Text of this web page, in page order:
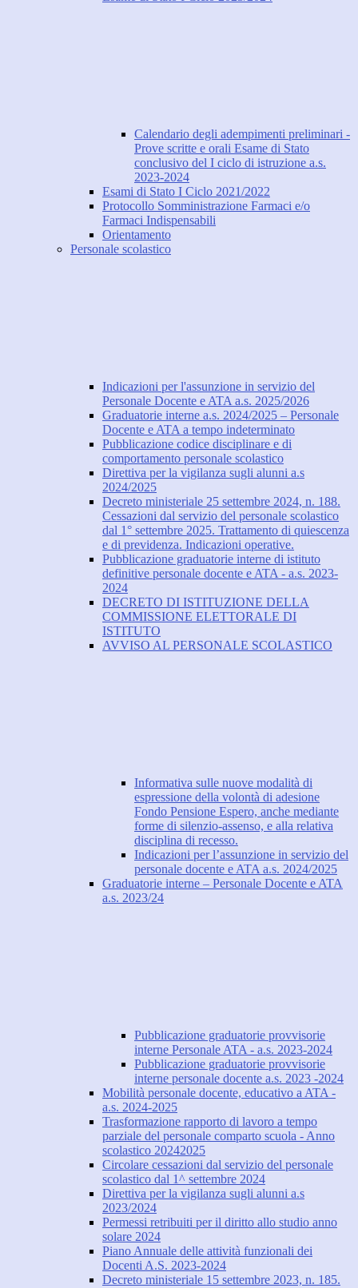
Calendario degli adempimenti preliminari -
Prove scritte e orali Esame di Stato
conclusivo del I ciclo di istruzione a.s.
2023-2024
Esami di Stato I Ciclo 2021/2022
Protocollo Somministrazione Farmaci e/o
Farmaci Indispensabili
Orientamento
Personale scolastico
Indicazioni per l'assunzione in servizio del
Personale Docente e ATA a.s. 2025/2026
Graduatorie interne a.s. 2024/2025 – Personale
Docente e ATA a tempo indeterminato
Pubblicazione codice disciplinare e di
comportamento personale scolastico
Direttiva per la vigilanza sugli alunni a.s
2024/2025
Decreto ministeriale 25 settembre 2024, n. 188.
Cessazioni dal servizio del personale scolastico
dal 1° settembre 2025. Trattamento di quiescenza
e di previdenza. Indicazioni operative.
Pubblicazione graduatorie interne di istituto
definitive personale docente e ATA - a.s. 2023-
2024
DECRETO DI ISTITUZIONE DELLA
COMMISSIONE ELETTORALE DI
ISTITUTO
AVVISO AL PERSONALE SCOLASTICO
Informativa sulle nuove modalità di
espressione della volontà di adesione
Fondo Pensione Espero, anche mediante
forme di silenzio-assenso, e alla relativa
disciplina di recesso.
Indicazioni per l’assunzione in servizio del
personale docente e ATA a.s. 2024/2025
Graduatorie interne – Personale Docente e ATA
a.s. 2023/24
Pubblicazione graduatorie provvisorie
interne Personale ATA - a.s. 2023-2024
Pubblicazione graduatorie provvisorie
interne personale docente a.s. 2023 -2024
Mobilità personale docente, educativo a ATA -
a.s. 2024-2025
Trasformazione rapporto di lavoro a tempo
parziale del personale comparto scuola - Anno
scolastico 20242025
Circolare cessazioni dal servizio del personale
scolastico dal 1^ settembre 2024
Direttiva per la vigilanza sugli alunni a.s
2023/2024
Permessi retribuiti per il diritto allo studio anno
solare 2024
Piano Annuale delle attività funzionali dei
Docenti A.S. 2023-2024
Decreto ministeriale 15 settembre 2023, n. 185.